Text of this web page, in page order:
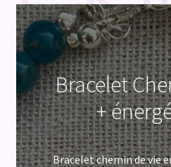
Bracelet
+
Bracelet chemin de vie